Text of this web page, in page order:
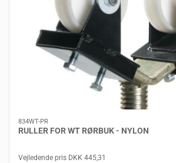
834WT-PR
RULLER FOR WT RØRBUK - NYLON
Vejledende pris DKK 445,31